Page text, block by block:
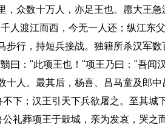
众数十万人，亦足王也。愿大王
人渡江而西，今无一人还；纵江东
行，持短兵接战。独籍所杀汉军
曰："此项王也！"项王乃曰："吾闻
人。最其后，杨喜、吕马童及郎
下；汉王引天下兵欲屠之。至其城
礼葬项王于穀城，亲为发哀，哭之